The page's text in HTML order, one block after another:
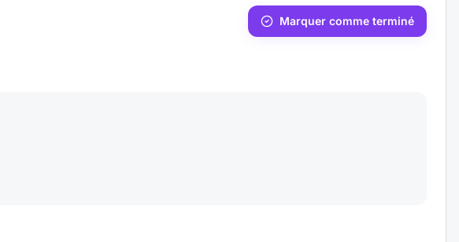
Marquer comme terminé